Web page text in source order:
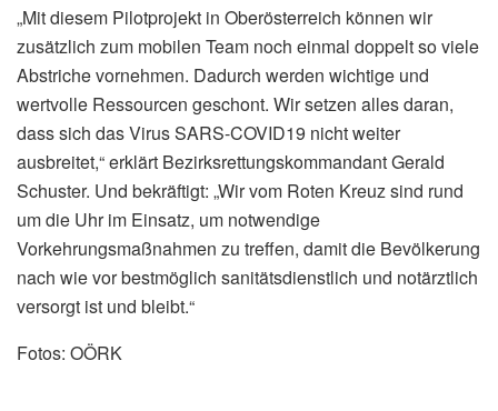
„Mit diesem Pilotprojekt in Oberösterreich können wir
zusätzlich zum mobilen Team noch einmal doppelt so viele
Abstriche vornehmen. Dadurch werden wichtige und
wertvolle Ressourcen geschont. Wir setzen alles daran,
dass sich das Virus SARS-COVID19 nicht weiter
ausbreitet,“ erklärt Bezirksrettungskommandant Gerald
Schuster. Und bekräftigt: „Wir vom Roten Kreuz sind rund
um die Uhr im Einsatz, um notwendige
Vorkehrungsmaßnahmen zu treffen, damit die Bevölkerung
nach wie vor bestmöglich sanitätsdienstlich und notärztlich
versorgt ist und bleibt.“
Fotos: OÖRK